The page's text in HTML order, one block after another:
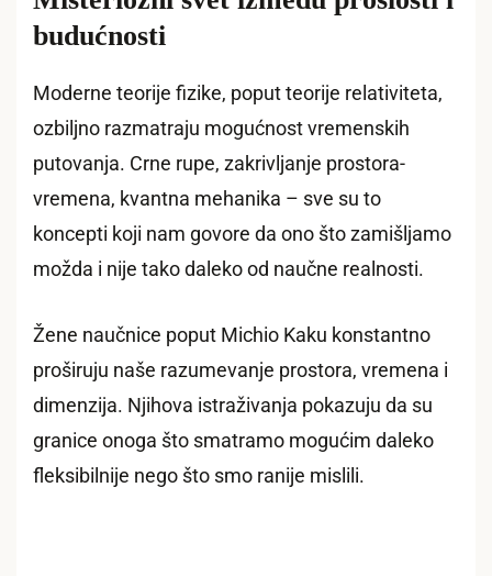
budućnosti
Moderne teorije fizike, poput teorije relativiteta,
ozbiljno razmatraju mogućnost vremenskih
putovanja. Crne rupe, zakrivljanje prostora-
vremena, kvantna mehanika – sve su to
koncepti koji nam govore da ono što zamišljamo
možda i nije tako daleko od naučne realnosti.
Žene naučnice poput Michio Kaku konstantno
proširuju naše razumevanje prostora, vremena i
dimenzija. Njihova istraživanja pokazuju da su
granice onoga što smatramo mogućim daleko
fleksibilnije nego što smo ranije mislili.